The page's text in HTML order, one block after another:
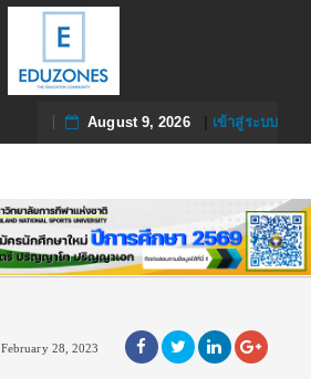
August 9, 2026| เข้าสู่ระบบ
February 28, 2023